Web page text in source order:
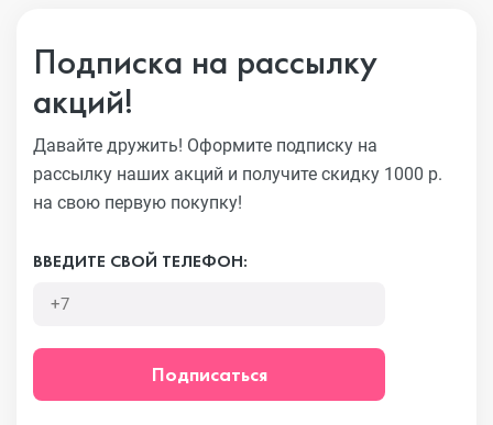
Подписка на рассылку
акций!
Давайте дружить! Оформите подписку на
рассылку наших акций и получите скидку 1000 р.
на свою первую покупку!
ВВЕДИТЕ СВОЙ ТЕЛЕФОН:
Подписаться